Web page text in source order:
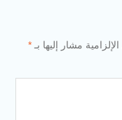
مشار إليها بـ *